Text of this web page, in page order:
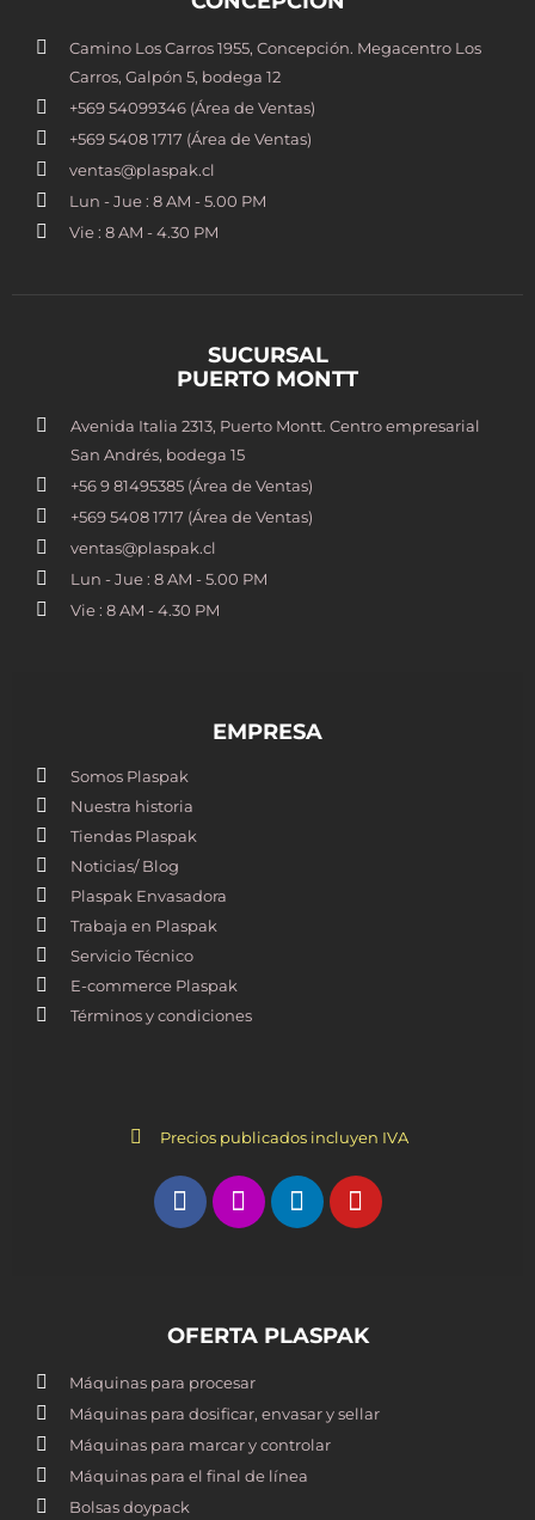
Camino Los Carros 1955, Concepción. Megacentro Los
Carros, Galpón 5, bodega 12
+569 54099346 (Área de Ventas)
+569 5408 1717 (Área de Ventas)
ventas@plaspak.cl
Lun - Jue : 8 AM - 5.00 PM
Vie : 8 AM - 4.30 PM
SUCURSAL
PUERTO MONTT
Avenida Italia 2313, Puerto Montt. Centro empresarial
San Andrés, bodega 15
+56 9 81495385 (Área de Ventas)
+569 5408 1717 (Área de Ventas)
ventas@plaspak.cl
Lun - Jue : 8 AM - 5.00 PM
Vie : 8 AM - 4.30 PM
EMPRESA
Somos Plaspak
Nuestra historia
Tiendas Plaspak
Noticias/ Blog
Plaspak Envasadora
Trabaja en Plaspak
Servicio Técnico
E-commerce Plaspak
Términos y condiciones
Precios publicados incluyen IVA
OFERTA PLASPAK
Máquinas para procesar
Máquinas para dosificar, envasar y sellar
Máquinas para marcar y controlar
Máquinas para el final de línea
Bolsas doypack